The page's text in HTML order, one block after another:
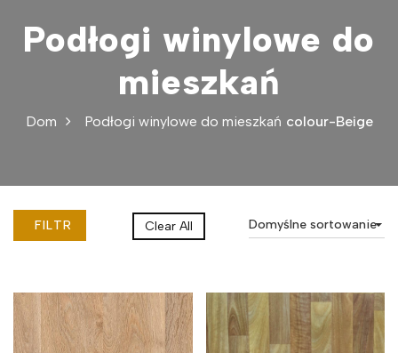
Podłogi winylowe do
mieszkań
Dom Podłogi winylowe do mieszkań colour-Beige
FILTR Clear All Domyślne sortowanie